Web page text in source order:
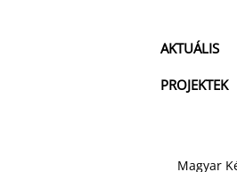
AKTUÁLIS
PROJEKTEK
Magyar